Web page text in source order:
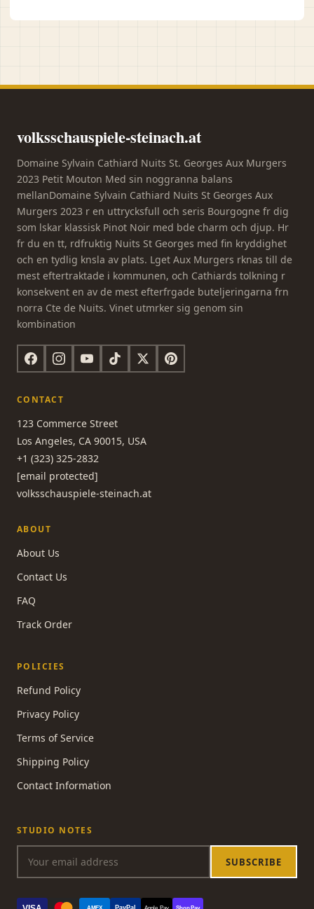
volksschauspiele-steinach.at
Domaine Sylvain Cathiard Nuits St. Georges Aux Murgers
2023 Petit Mouton Med sin noggranna balans
mellanDomaine Sylvain Cathiard Nuits St Georges Aux
Murgers 2023 r en uttrycksfull och seris Bourgogne fr dig
som lskar klassisk Pinot Noir med bde charm och djup. Hr
fr du en tt, rdfruktig Nuits St Georges med fin kryddighet
och en tydlig knsla av plats. Lget Aux Murgers rknas till de
mest eftertraktade i kommunen, och Cathiards tolkning r
konsekvent en av de mest efterfrgade buteljeringarna frn
norra Cte de Nuits. Vinet utmrker sig genom sin
kombination
CONTACT
123 Commerce Street
Los Angeles, CA 90015, USA
+1 (323) 325-2832
[email protected]
volksschauspiele-steinach.at
ABOUT
About Us
Contact Us
FAQ
Track Order
POLICIES
Refund Policy
Privacy Policy
Terms of Service
Shipping Policy
Contact Information
STUDIO NOTES
SUBSCRIBE